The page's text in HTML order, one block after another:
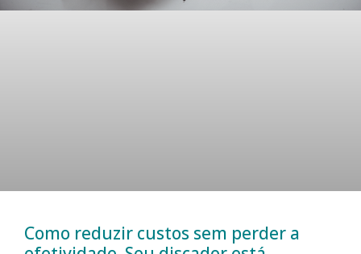
Como reduzir custos sem perder a